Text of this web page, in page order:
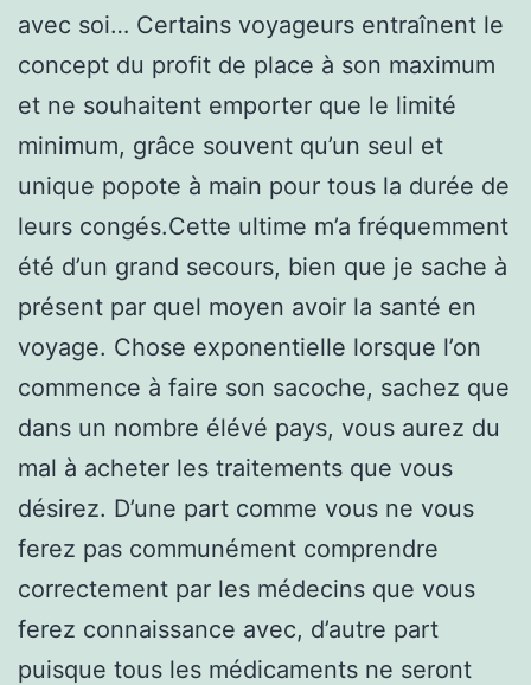
avec soi… Certains voyageurs entraînent le
concept du profit de place à son maximum
et ne souhaitent emporter que le limité
minimum, grâce souvent qu’un seul et
unique popote à main pour tous la durée de
leurs congés.Cette ultime m’a fréquemment
été d’un grand secours, bien que je sache à
présent par quel moyen avoir la santé en
voyage. Chose exponentielle lorsque l’on
commence à faire son sacoche, sachez que
dans un nombre élévé pays, vous aurez du
mal à acheter les traitements que vous
désirez. D’une part comme vous ne vous
ferez pas communément comprendre
correctement par les médecins que vous
ferez connaissance avec, d’autre part
puisque tous les médicaments ne seront